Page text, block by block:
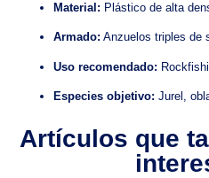
Material: Plástico de alta
Armado: Anzuelos triples de
Uso recomendado:
Especies objetivo: Jurel,
Artículos que